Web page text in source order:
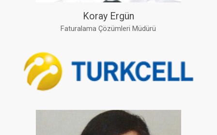
Koray Ergün
Faturalama Çözümleri Müdürü